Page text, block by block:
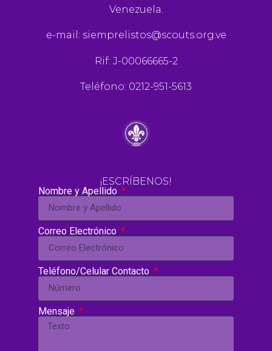
Venezuela.
e-mail: siemprelistos@scouts.org.ve
Rif: J-00066665-2
Teléfono: 0212-951-5613
¡ESCRÍBENOS!
Nombre y Apellido
Correo Electrónico
Teléfono/Celular Contacto
Mensaje